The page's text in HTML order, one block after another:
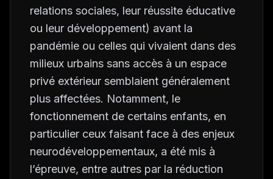
relations sociales, leur réussite éducative
ou leur développement) avant la
pandémie ou celles qui vivaient dans des
milieux urbains sans accès à un espace
privé extérieur semblaient généralement
plus affectées. Notamment, le
fonctionnement de certains enfants, en
particulier ceux faisant face à des enjeux
neurodéveloppementaux, a été mis à
l’épreuve, entre autres par la réduction